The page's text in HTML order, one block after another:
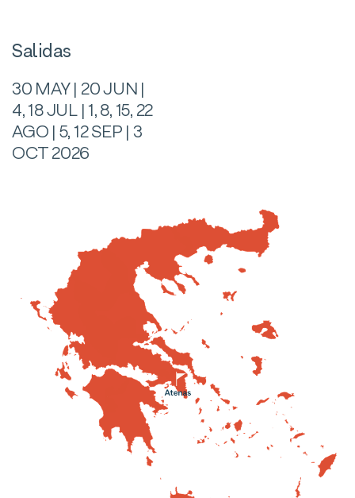
Salidas
30 MAY | 20 JUN |
4, 18 JUL | 1, 8, 15, 22
AGO | 5, 12 SEP | 3
OCT 2026